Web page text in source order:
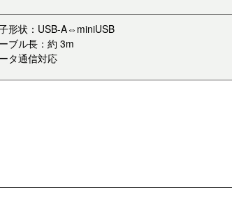
形状：USB-A⇔miniUSB
ブル長：約 3m
タ通信対応